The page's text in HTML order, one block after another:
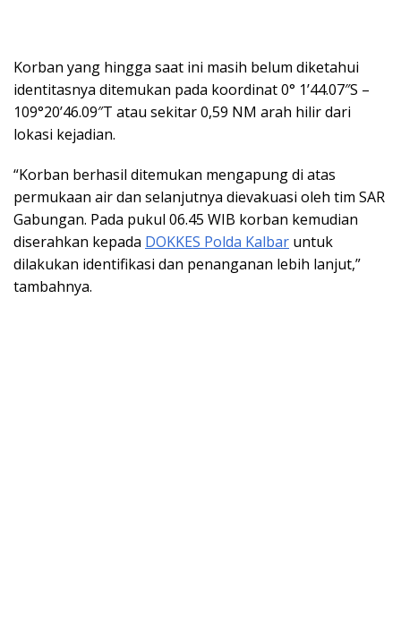
Korban yang hingga saat ini masih belum diketahui
identitasnya ditemukan pada koordinat 0° 1’44.07″S –
109°20’46.09″T atau sekitar 0,59 NM arah hilir dari
lokasi kejadian.
“Korban berhasil ditemukan mengapung di atas
permukaan air dan selanjutnya dievakuasi oleh tim SAR
Gabungan. Pada pukul 06.45 WIB korban kemudian
diserahkan kepada DOKKES Polda Kalbar untuk
dilakukan identifikasi dan penanganan lebih lanjut,”
tambahnya.